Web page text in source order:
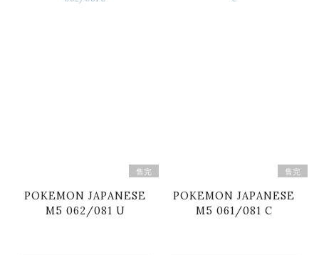
售完
POKEMON JAPANESE
M5 062/081 U
售完
POKEMON JAPANESE
M5 061/081 C